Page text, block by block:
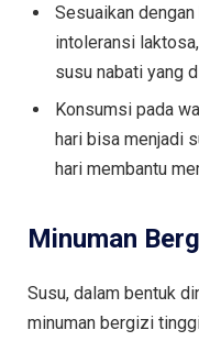
Sesuaikan
intoleransi
susu nabati yang
Konsumsi pada
hari bisa menjadi
hari membantu
Minuman
Susu, dalam bentuk
minuman bergizi